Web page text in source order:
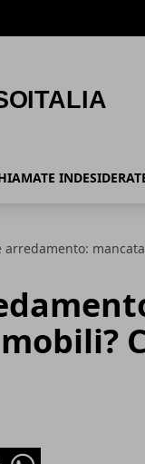
arredamento:
Whatsapp